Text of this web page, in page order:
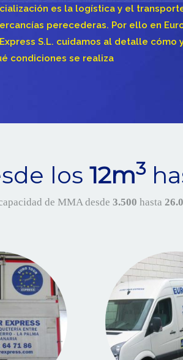
es la logística y el
perecederas. Por ello en
S.L. cuidamos al detalle cómo
condiciones se realiza
los 12m3
de MMA desde 3.500 hasta